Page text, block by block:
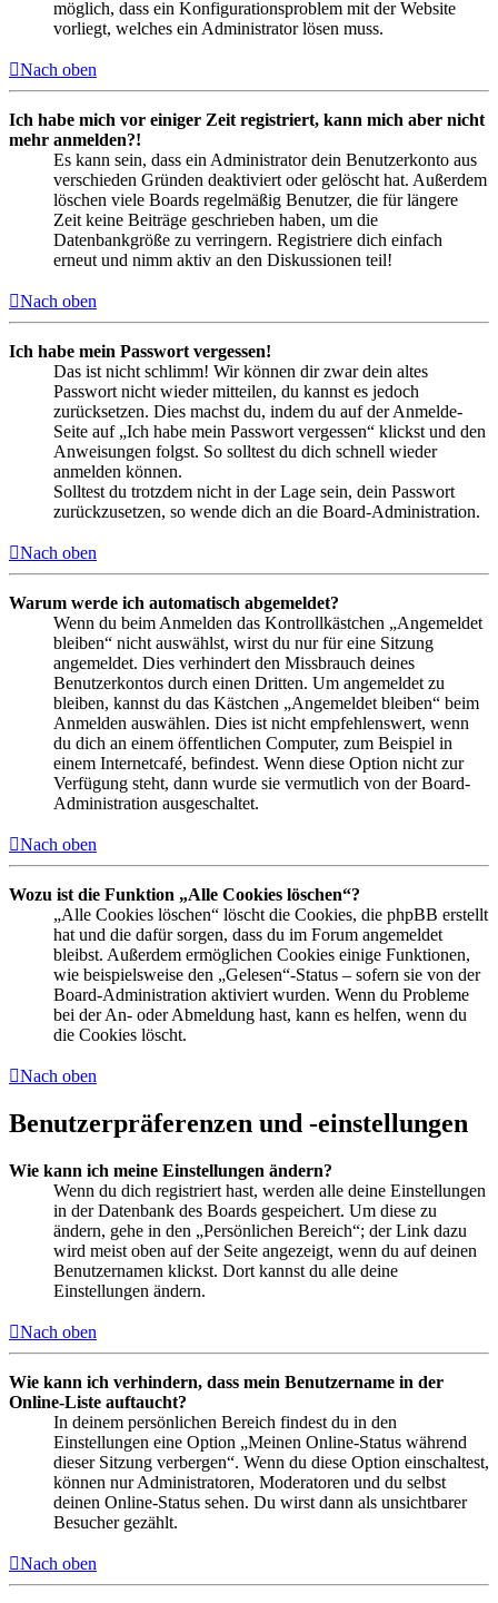
möglich, dass ein Konfigurationsproblem mit der Website
vorliegt, welches ein Administrator lösen muss.
Nach oben
Ich habe mich vor einiger Zeit registriert, kann mich aber nicht
mehr anmelden?!
Es kann sein, dass ein Administrator dein Benutzerkonto aus
verschieden Gründen deaktiviert oder gelöscht hat. Außerdem
löschen viele Boards regelmäßig Benutzer, die für längere
Zeit keine Beiträge geschrieben haben, um die
Datenbankgröße zu verringern. Registriere dich einfach
erneut und nimm aktiv an den Diskussionen teil!
Nach oben
Ich habe mein Passwort vergessen!
Das ist nicht schlimm! Wir können dir zwar dein altes
Passwort nicht wieder mitteilen, du kannst es jedoch
zurücksetzen. Dies machst du, indem du auf der Anmelde-
Seite auf „Ich habe mein Passwort vergessen“ klickst und den
Anweisungen folgst. So solltest du dich schnell wieder
anmelden können.
Solltest du trotzdem nicht in der Lage sein, dein Passwort
zurückzusetzen, so wende dich an die Board-Administration.
Nach oben
Warum werde ich automatisch abgemeldet?
Wenn du beim Anmelden das Kontrollkästchen „Angemeldet
bleiben“ nicht auswählst, wirst du nur für eine Sitzung
angemeldet. Dies verhindert den Missbrauch deines
Benutzerkontos durch einen Dritten. Um angemeldet zu
bleiben, kannst du das Kästchen „Angemeldet bleiben“ beim
Anmelden auswählen. Dies ist nicht empfehlenswert, wenn
du dich an einem öffentlichen Computer, zum Beispiel in
einem Internetcafé, befindest. Wenn diese Option nicht zur
Verfügung steht, dann wurde sie vermutlich von der Board-
Administration ausgeschaltet.
Nach oben
Wozu ist die Funktion „Alle Cookies löschen“?
„Alle Cookies löschen“ löscht die Cookies, die phpBB erstellt
hat und die dafür sorgen, dass du im Forum angemeldet
bleibst. Außerdem ermöglichen Cookies einige Funktionen,
wie beispielsweise den „Gelesen“-Status – sofern sie von der
Board-Administration aktiviert wurden. Wenn du Probleme
bei der An- oder Abmeldung hast, kann es helfen, wenn du
die Cookies löscht.
Nach oben
Benutzerpräferenzen und -einstellungen
Wie kann ich meine Einstellungen ändern?
Wenn du dich registriert hast, werden alle deine Einstellungen
in der Datenbank des Boards gespeichert. Um diese zu
ändern, gehe in den „Persönlichen Bereich“; der Link dazu
wird meist oben auf der Seite angezeigt, wenn du auf deinen
Benutzernamen klickst. Dort kannst du alle deine
Einstellungen ändern.
Nach oben
Wie kann ich verhindern, dass mein Benutzername in der
Online-Liste auftaucht?
In deinem persönlichen Bereich findest du in den
Einstellungen eine Option „Meinen Online-Status während
dieser Sitzung verbergen“. Wenn du diese Option einschaltest,
können nur Administratoren, Moderatoren und du selbst
deinen Online-Status sehen. Du wirst dann als unsichtbarer
Besucher gezählt.
Nach oben